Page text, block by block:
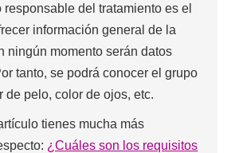
del tratamiento es el
información general de la
ningún momento serán datos
tanto, se podrá conocer el grupo
de pelo, color de ojos, etc.
tienes mucha más
¿Cuáles son los requisitos